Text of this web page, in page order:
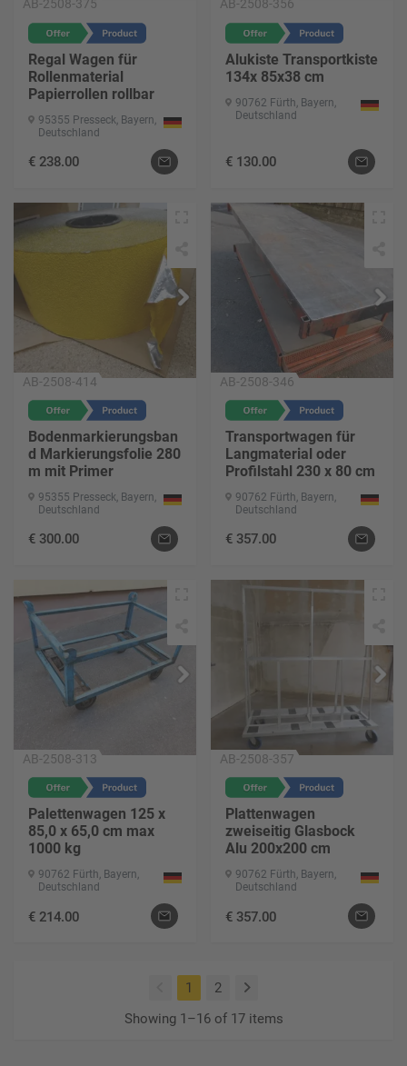
AB-2508-375
Regal Wagen für
Rollenmaterial
Papierrollen rollbar
95355 Presseck, Bayern,
Deutschland
€ 238.00
AB-2508-356
Alukiste Transportkiste
134x 85x38 cm
90762 Fürth, Bayern,
Deutschland
€ 130.00
AB-2508-414
Bodenmarkierungsban
d Markierungsfolie 280
m mit Primer
95355 Presseck, Bayern,
Deutschland
€ 300.00
AB-2508-346
Transportwagen für
Langmaterial oder
Profilstahl 230 x 80 cm
90762 Fürth, Bayern,
Deutschland
€ 357.00
AB-2508-313
Palettenwagen 125 x
85,0 x 65,0 cm max
1000 kg
90762 Fürth, Bayern,
Deutschland
€ 214.00
AB-2508-357
Plattenwagen
zweiseitig Glasbock
Alu 200x200 cm
90762 Fürth, Bayern,
Deutschland
€ 357.00
1 (current)
2
Showing 1–16 of 17 items